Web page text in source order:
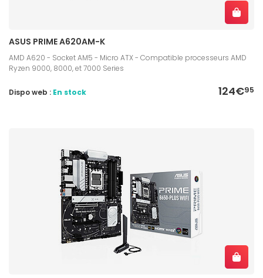
ASUS PRIME A620AM-K
AMD A620 - Socket AM5 - Micro ATX - Compatible processeurs AMD
Ryzen 9000, 8000, et 7000 Series
124€95
Dispo web : En stock